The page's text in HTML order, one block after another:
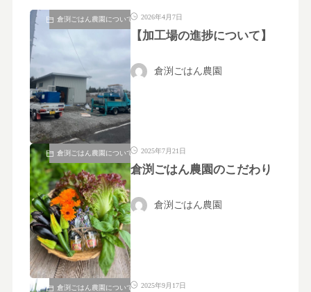
倉渕ごはん農園について 2026年4月7日
【加工場の進捗について】
倉渕ごはん農園
倉渕ごはん農園について 2025年7月21日
倉渕ごはん農園のこだわり
倉渕ごはん農園
倉渕ごはん農園について 2025年9月17日